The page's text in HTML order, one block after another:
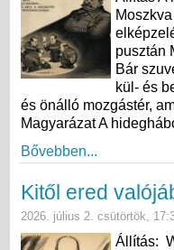
pusztán
Bár
kül- és
és önálló mozgástér,
Magyarázat A
Bővebben...
Kitől ered
2026. július 2. csütörtök,
Állítás: